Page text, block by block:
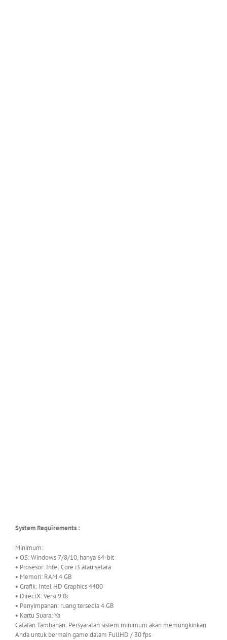
System Requirements :
Minimum:
• OS: Windows 7/8/10, hanya 64-bit
• Prosesor: Intel Core i3 atau setara
• Memori: RAM 4 GB
• Grafik: Intel HD Graphics 4400
• DirectX: Versi 9.0c
• Penyimpanan: ruang tersedia 4 GB
• Kartu Suara: Ya
Catatan Tambahan: Persyaratan sistem minimum akan memungkinkan
Anda untuk bermain game dalam FullHD / 30 fps